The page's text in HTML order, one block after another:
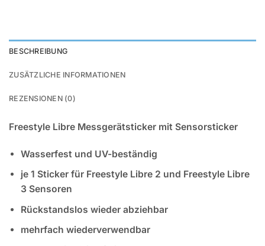
BESCHREIBUNG
ZUSÄTZLICHE INFORMATIONEN
REZENSIONEN (0)
Freestyle Libre Messgerätsticker mit Sensorsticker
Wasserfest und UV-beständig
je 1 Sticker für Freestyle Libre 2 und Freestyle Libre
3 Sensoren
Rückstandslos wieder abziehbar
mehrfach wiederverwendbar